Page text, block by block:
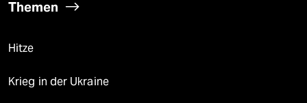
Themen
Hitze
Krieg in der Ukraine